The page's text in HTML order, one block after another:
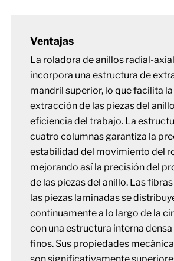
Ventajas
La roladora de anillos radial-
incorpora una estructura de
mandril superior, lo que facilita
extracción de las piezas del
eficiencia del trabajo. La
cuatro columnas garantiza la
estabilidad del movimiento del
mejorando así la precisión del
de las piezas del anillo. Las
las piezas laminadas se
continuamente a lo largo de la
con una estructura interna
finos. Sus propiedades
son significativamente